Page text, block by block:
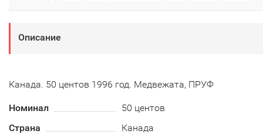
Описание
Канада. 50 центов 1996 год. Медвежата, ПРУФ
Номинал
50 центов
Страна
Канада